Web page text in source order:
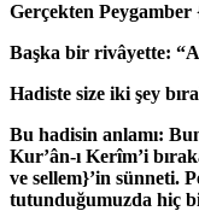
Gerçekten Peygamber
Başka bir rivâyette:
Hadiste size iki şey
Bu hadisin anlamı:
Kur’ân-ı Kerîm’i
ve sellem}’in sünneti.
tutunduğumuzda hiç